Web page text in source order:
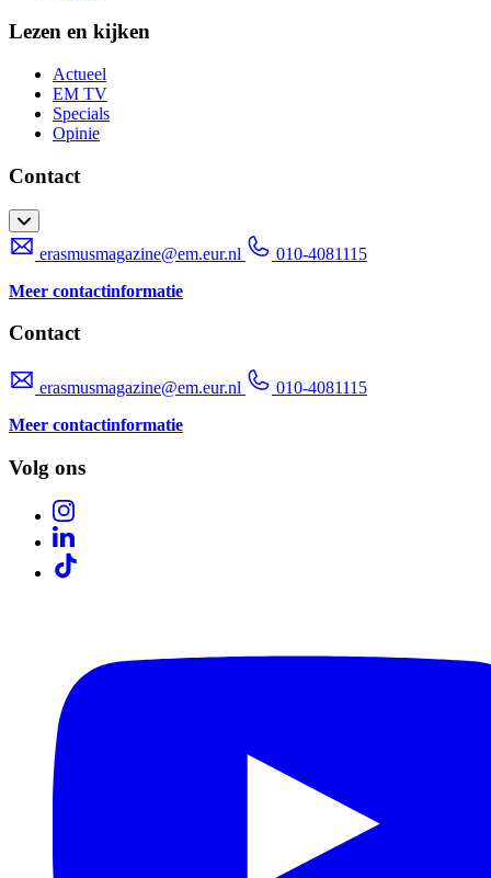
Lezen en kijken
Actueel
EM TV
Specials
Opinie
Contact
erasmusmagazine@em.eur.nl
010-4081115
Meer contactinformatie
Contact
erasmusmagazine@em.eur.nl
010-4081115
Meer contactinformatie
Volg ons